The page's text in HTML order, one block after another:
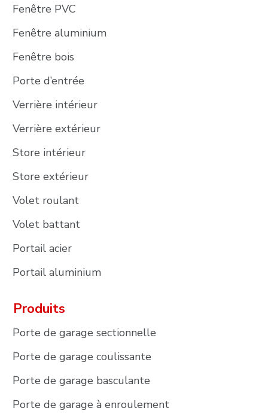
Fenêtre PVC
Fenêtre aluminium
Fenêtre bois
Porte d’entrée
Verrière intérieur
Verrière extérieur
Store intérieur
Store extérieur
Volet roulant
Volet battant
Portail acier
Portail aluminium
Produits
Porte de garage sectionnelle
Porte de garage coulissante
Porte de garage basculante
Porte de garage à enroulement